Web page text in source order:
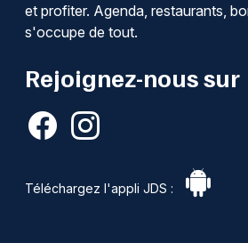
et profiter. Agenda, restaurants,
s'occupe de tout.
Rejoignez-nous sur
Téléchargez l'appli JDS :